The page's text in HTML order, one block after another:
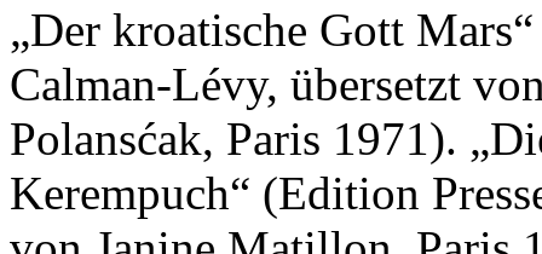
„Der kroatische Gott
Calman-Lévy, übersetzt
Polansćak, Paris 1971).
Kerempuch“ (Edition